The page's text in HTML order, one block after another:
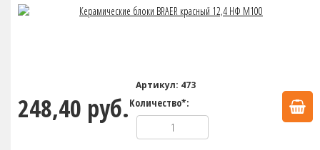
Артикул: 473
248,40 руб.Количество*: